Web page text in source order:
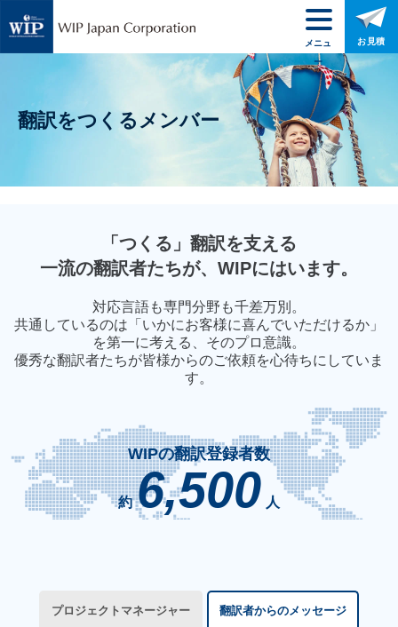
翻訳をつくるメンバー
「つくる」翻訳を支える
一流の翻訳者たちが、WIPにはいます。
対応言語も専門分野も千差万別。
共通しているのは「いかにお客様に喜んでいただけるか」
を第一に考える、そのプロ意識。
優秀な翻訳者たちが皆様からのご依頼を心待ちにしていま
す。
WIPの翻訳登録者数
約 6,500 人
プロジェクトマネージャー 翻訳者からのメッセージ
メニュ
ー
お見積